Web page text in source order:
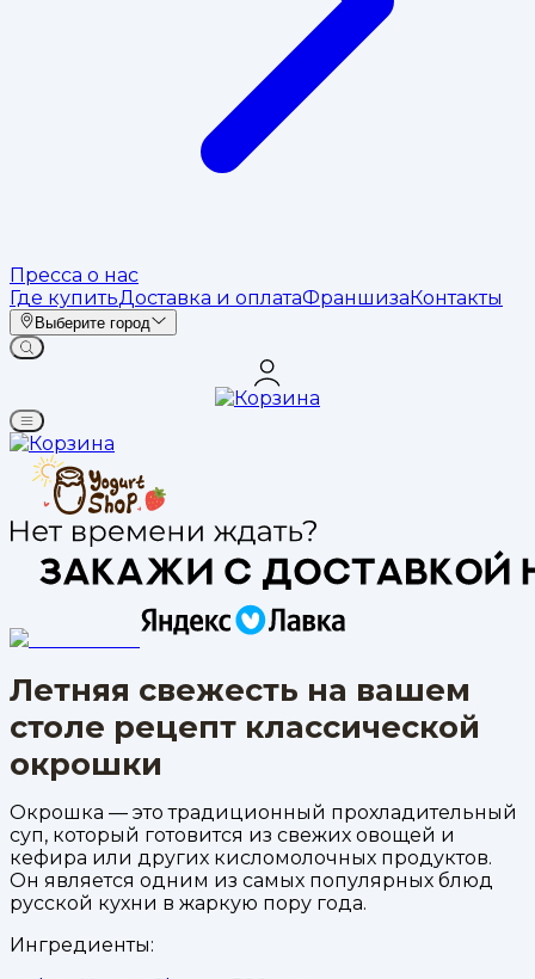
Пресса о нас
Где купитьДоставка и оплатаФраншизаКонтакты
Выберите город
Летняя свежесть на вашем
столе рецепт классической
окрошки
Окрошка — это традиционный прохладительный
суп, который готовится из свежих овощей и
кефира или других кисломолочных продуктов.
Он является одним из самых популярных блюд
русской кухни в жаркую пору года.
Ингредиенты: